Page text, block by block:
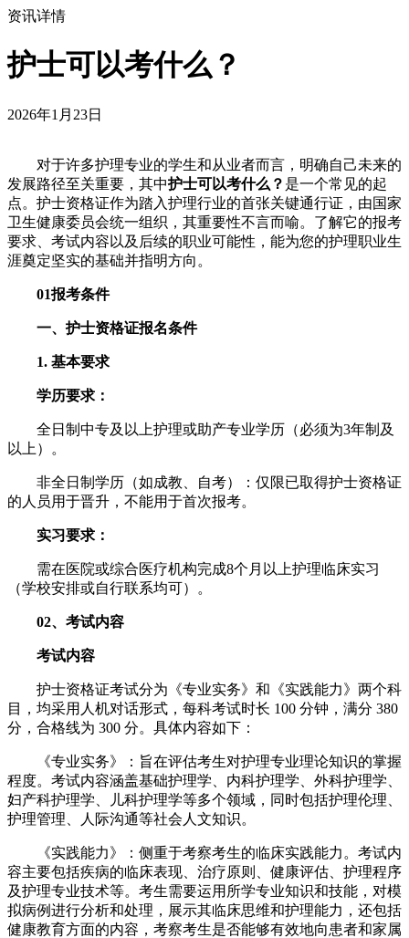
资讯详情
护士可以考什么？
2026年1月23日
对于许多护理专业的学生和从业者而言，明确自己未来的
发展路径至关重要，其中护士可以考什么？ 是一个常见的起
点。护士资格证作为踏入护理行业的首张关键通行证，由国家
卫生健康委员会统一组织，其重要性不言而喻。了解它的报考
要求、考试内容以及后续的职业可能性，能为您的护理职业生
涯奠定坚实的基础并指明方向。
01报考条件
一、护士资格证报名条件
1. 基本要求
学历要求：
全日制中专及以上护理或助产专业学历（必须为3年制及
以上）。
非全日制学历（如成教、自考）：仅限已取得护士资格证
的人员用于晋升，不能用于首次报考。
实习要求：
需在医院或综合医疗机构完成8个月以上护理临床实习
（学校安排或自行联系均可）。
02、考试内容
考试内容
护士资格证考试分为《专业实务》和《实践能力》两个科
目，均采用人机对话形式，每科考试时长 100 分钟，满分 380
分，合格线为 300 分。具体内容如下：
《专业实务》：旨在评估考生对护理专业理论知识的掌握
程度。考试内容涵盖基础护理学、内科护理学、外科护理学、
妇产科护理学、儿科护理学等多个领域，同时包括护理伦理、
护理管理、人际沟通等社会人文知识。
《实践能力》：侧重于考察考生的临床实践能力。考试内
容主要包括疾病的临床表现、治疗原则、健康评估、护理程序
及护理专业技术等。考生需要运用所学专业知识和技能，对模
拟病例进行分析和处理，展示其临床思维和护理能力，还包括
健康教育方面的内容，考察考生是否能够有效地向患者和家属